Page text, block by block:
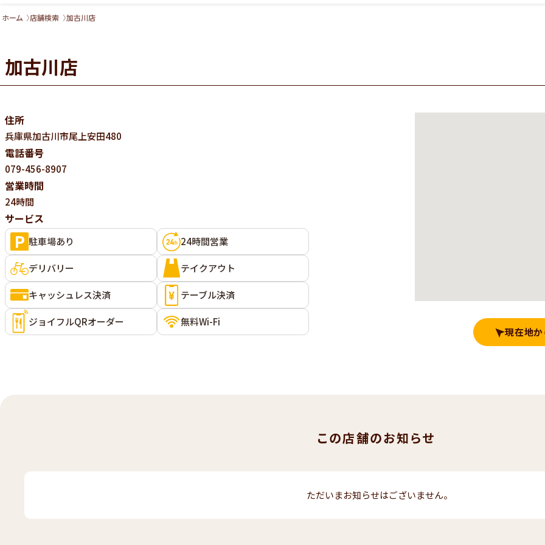
ホーム 店舗検索 加古川店
加古川店
住所
兵庫県加古川市尾上安田480
電話番号
079-456-8907
営業時間
24時間
サービス
駐車場あり 24時間営業
デリバリー テイクアウト
キャッシュレス決済 テーブル決済
ジョイフルQRオーダー
無料Wi-Fi
現在地
この店舗のお知らせ
ただいまお知らせはございません。